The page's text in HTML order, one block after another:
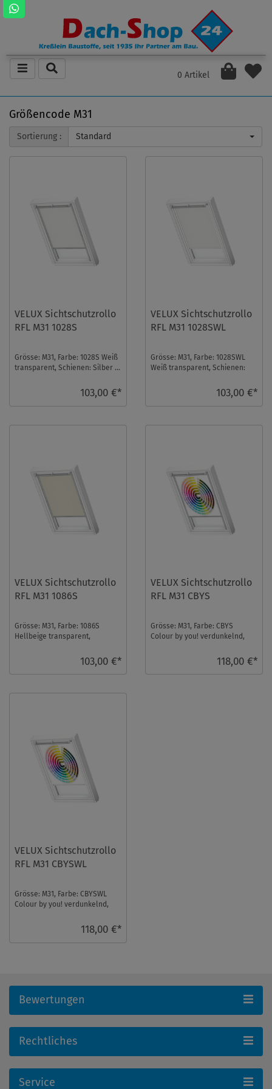
0 Artikel
Größencode M31
Sortierung : Standard
VELUX Sichtschutzrollo
RFL M31 1028S
Grösse: M31, Farbe: 1028S Weiß
transparent, Schienen: Silber ...
103,00 €*
VELUX Sichtschutzrollo
RFL M31 1028SWL
Grösse: M31, Farbe: 1028SWL
Weiß transparent, Schienen:
103,00 €*
VELUX Sichtschutzrollo
RFL M31 1086S
Grösse: M31, Farbe: 1086S
Hellbeige transparent,
103,00 €*
VELUX Sichtschutzrollo
RFL M31 CBYS
Grösse: M31, Farbe: CBYS
Colour by you! verdunkelnd,
118,00 €*
VELUX Sichtschutzrollo
RFL M31 CBYSWL
Grösse: M31, Farbe: CBYSWL
Colour by you! verdunkelnd,
118,00 €*
Bewertungen
Rechtliches
Service